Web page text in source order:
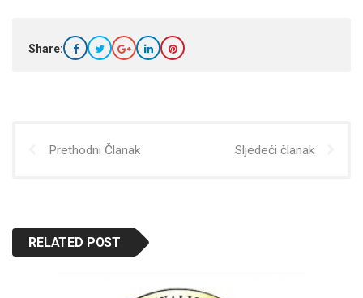
Share:
Prethodni Članak Sljedeći članak
RELATED POST